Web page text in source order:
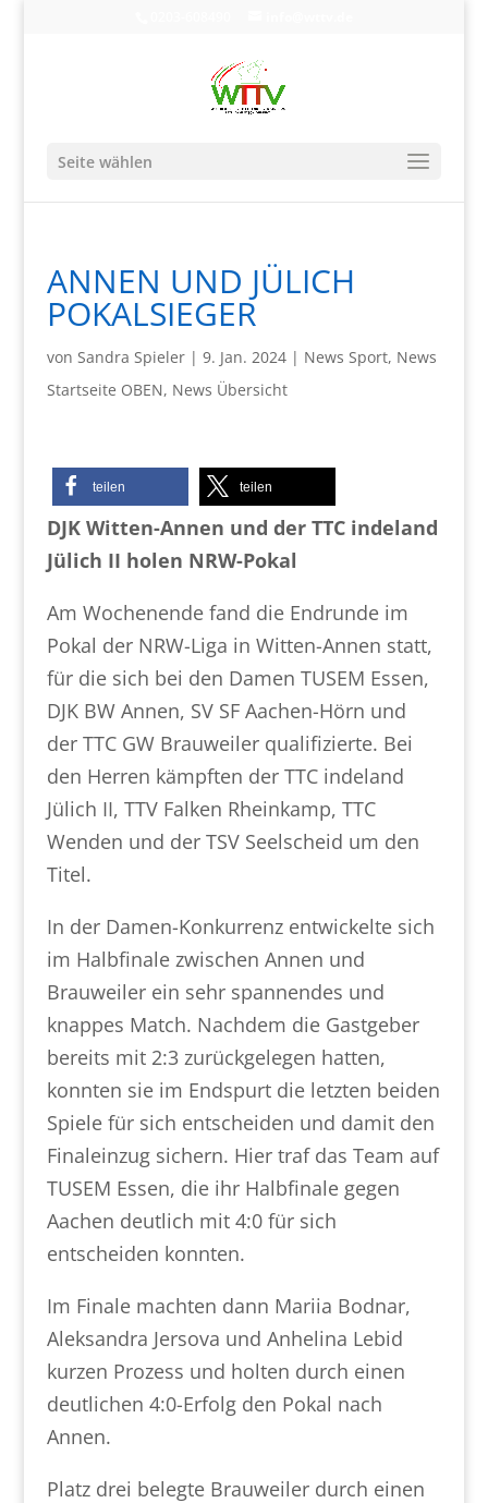
Seite wählen
ANNEN UND JÜLICH
POKALSIEGER
von Sandra Spieler| 9. Jan. 2024| News Sport, News
Startseite OBEN, News Übersicht
teilen teilen
DJK Witten-Annen und der TTC indeland
Jülich II holen NRW-Pokal
Am Wochenende fand die Endrunde im
Pokal der NRW-Liga in Witten-Annen statt,
für die sich bei den Damen TUSEM Essen,
DJK BW Annen, SV SF Aachen-Hörn und
der TTC GW Brauweiler qualifizierte. Bei
den Herren kämpften der TTC indeland
Jülich II, TTV Falken Rheinkamp, TTC
Wenden und der TSV Seelscheid um den
Titel.
In der Damen-Konkurrenz entwickelte sich
im Halbfinale zwischen Annen und
Brauweiler ein sehr spannendes und
knappes Match. Nachdem die Gastgeber
bereits mit 2:3 zurückgelegen hatten,
konnten sie im Endspurt die letzten beiden
Spiele für sich entscheiden und damit den
Finaleinzug sichern. Hier traf das Team auf
TUSEM Essen, die ihr Halbfinale gegen
Aachen deutlich mit 4:0 für sich
entscheiden konnten.
Im Finale machten dann Mariia Bodnar,
Aleksandra Jersova und Anhelina Lebid
kurzen Prozess und holten durch einen
deutlichen 4:0-Erfolg den Pokal nach
Annen.
Platz drei belegte Brauweiler durch einen